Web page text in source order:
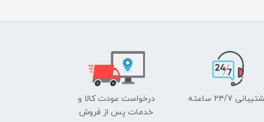
۲۴/7 ساعته
درخواست عودت کالا و
خدمات پس از فروش